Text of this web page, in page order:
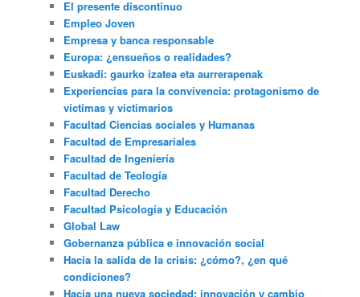
El presente discontinuo
Empleo Joven
Empresa y banca responsable
Europa: ¿ensueños o realidades?
Euskadi: gaurko izatea eta aurrerapenak
Experiencias para la convivencia: protagonismo de
víctimas y victimarios
Facultad Ciencias sociales y Humanas
Facultad de Empresariales
Facultad de Ingeniería
Facultad de Teología
Facultad Derecho
Facultad Psicología y Educación
Global Law
Gobernanza pública e innovación social
Hacia la salida de la crisis: ¿cómo?, ¿en qué
condiciones?
Hacia una nueva sociedad: innovación y cambio